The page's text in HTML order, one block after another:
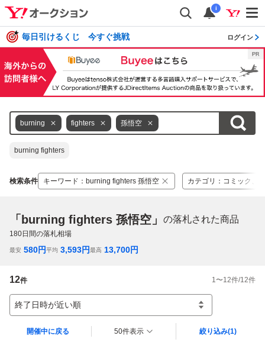
i
毎日引けるくじ 今すぐ挑戦 ログイン
burning fighters 孫悟空
burning fighters
検索条件 キーワード ： burning fighters 孫悟空 カテゴリ ： コミック、
「burning fighters 孫悟空」 の落札された商品
180日間の落札相場
最安 580円平均 3,593円最高 13,700円
12件 1 〜12件/12件
終了日時が近い順
開催中に戻る 50件表示 絞り込み(1)